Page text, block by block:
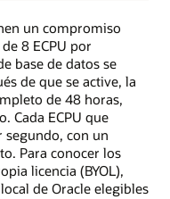
un compromiso
8 ECPU por
base de datos se
de que se active, la
de 48 horas,
Cada ECPU que
segundo, con un
Para conocer los
licencia (BYOL),
de Oracle elegibles